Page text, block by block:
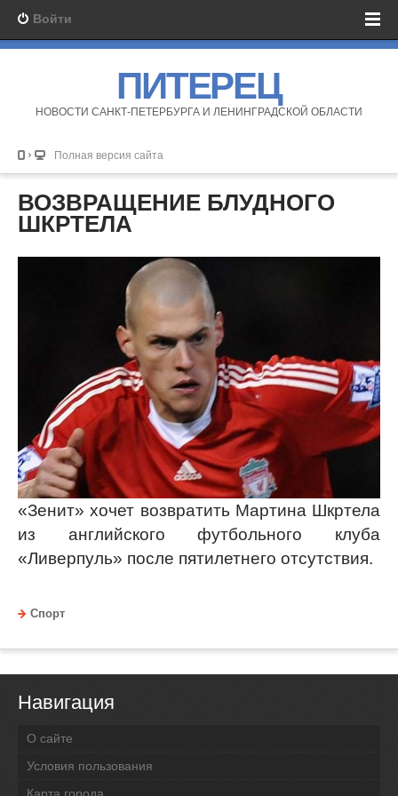
Войти
ПИТЕРЕЦ
НОВОСТИ САНКТ-ПЕТЕРБУРГА И ЛЕНИНГРАДСКОЙ ОБЛАСТИ
Полная версия сайта
ВОЗВРАЩЕНИЕ БЛУДНОГО
ШКРТЕЛА
«Зенит» хочет возвратить Мартина Шкртела
из английского футбольного клуба
«Ливерпуль» после пятилетнего отсутствия.
Спорт
Навигация
О сайте
Условия пользования